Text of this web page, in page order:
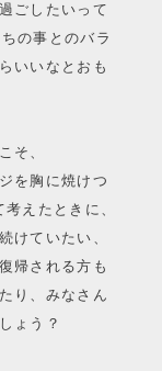
ごしたいって
の事とのバラ
いいなとおも
そ、
を胸に焼けつ
えたときに、
けていたい、
帰される方も
り、みなさん
ょう？